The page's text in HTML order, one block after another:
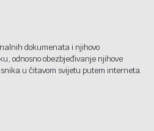
dokumenata i njihovo
odnosno obezbjeđivanje njihove
u čitavom svijetu putem interneta.